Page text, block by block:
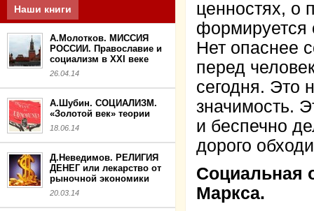
Наши книги
А.Молотков. МИССИЯ
РОССИИ. Православие и
социализм в XXI веке
26.04.14
А.Шубин. СОЦИАЛИЗМ.
«Золотой век» теории
18.06.14
Д.Неведимов. РЕЛИГИЯ
ДЕНЕГ или лекарство от
рыночной экономики
20.03.14
ценностях, о
формируется
Нет опаснее
перед
сегодня. Это
значимость.
и беспечно
дорого
Социальная
Маркса.